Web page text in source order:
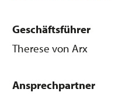
Geschäftsführer
Therese von Arx
Ansprechpartner